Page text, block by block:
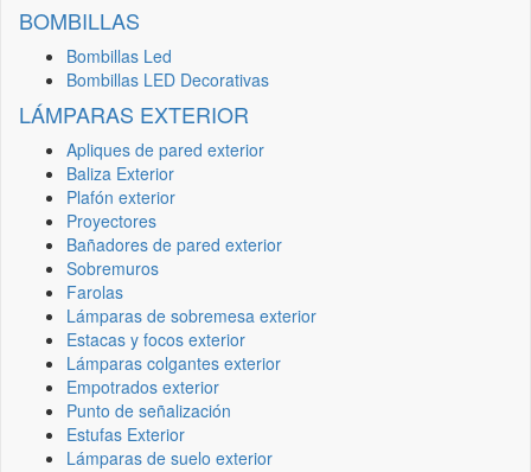
BOMBILLAS
Bombillas Led
Bombillas LED Decorativas
LÁMPARAS EXTERIOR
Apliques de pared exterior
Baliza Exterior
Plafón exterior
Proyectores
Bañadores de pared exterior
Sobremuros
Farolas
Lámparas de sobremesa exterior
Estacas y focos exterior
Lámparas colgantes exterior
Empotrados exterior
Punto de señalización
Estufas Exterior
Lámparas de suelo exterior